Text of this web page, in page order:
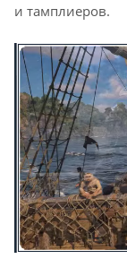
и тамплиеров.